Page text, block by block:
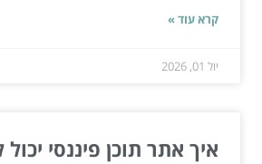
קרא עוד »
יול 01, 2026
איך אתר תוכן פיננסי